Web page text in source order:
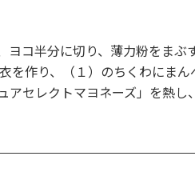
ヨコ半分に切り、薄力粉をまぶす
を作り、（１）のちくわにまん
アセレクトマヨネーズ」を熱